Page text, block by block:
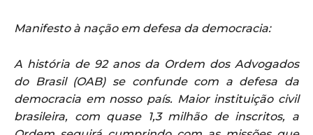
Manifesto à nação em defesa da democracia:
A história de 92 anos da Ordem dos Advogados
do Brasil (OAB) se confunde com a defesa da
democracia em nosso país. Maior instituição civil
brasileira, com quase 1,3 milhão de inscritos, a